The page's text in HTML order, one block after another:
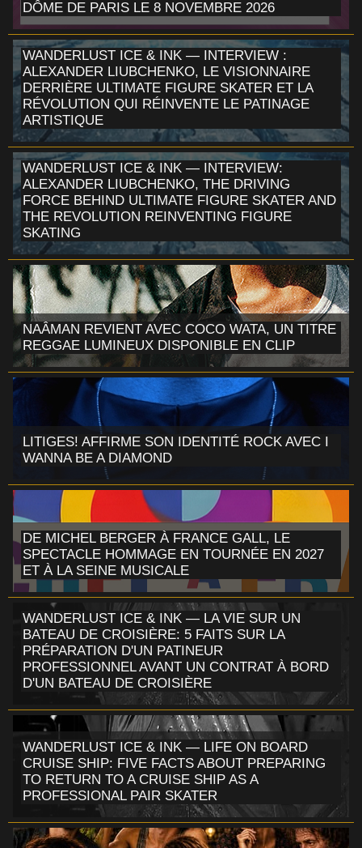
DÔME DE PARIS LE 8 NOVEMBRE 2026
WANDERLUST ICE & INK — INTERVIEW :
ALEXANDER LIUBCHENKO, LE VISIONNAIRE
DERRIÈRE ULTIMATE FIGURE SKATER ET LA
RÉVOLUTION QUI RÉINVENTE LE PATINAGE
ARTISTIQUE
WANDERLUST ICE & INK — INTERVIEW:
ALEXANDER LIUBCHENKO, THE DRIVING
FORCE BEHIND ULTIMATE FIGURE SKATER AND
THE REVOLUTION REINVENTING FIGURE
SKATING
NAÂMAN REVIENT AVEC COCO WATA, UN TITRE
REGGAE LUMINEUX DISPONIBLE EN CLIP
LITIGES! AFFIRME SON IDENTITÉ ROCK AVEC I
WANNA BE A DIAMOND
DE MICHEL BERGER À FRANCE GALL, LE
SPECTACLE HOMMAGE EN TOURNÉE EN 2027
ET À LA SEINE MUSICALE
WANDERLUST ICE & INK — LA VIE SUR UN
BATEAU DE CROISIÈRE: 5 FAITS SUR LA
PRÉPARATION D'UN PATINEUR
PROFESSIONNEL AVANT UN CONTRAT À BORD
D'UN BATEAU DE CROISIÈRE
WANDERLUST ICE & INK — LIFE ON BOARD
CRUISE SHIP: FIVE FACTS ABOUT PREPARING
TO RETURN TO A CRUISE SHIP AS A
PROFESSIONAL PAIR SKATER